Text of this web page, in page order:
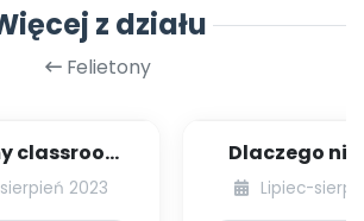
numeryz działu
Felietony
classroom!
w Wielk...
2023
Dlaczego
ubierać
butów, czyli
Lipiec-